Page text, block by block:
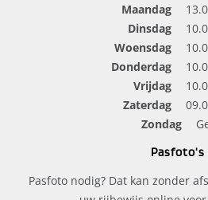
Maandag
Dinsdag
Woensdag
Donderdag
Vrijdag
Zaterdag
Zondag
Pasfoto's
Pasfoto nodig? Dat kan zonder